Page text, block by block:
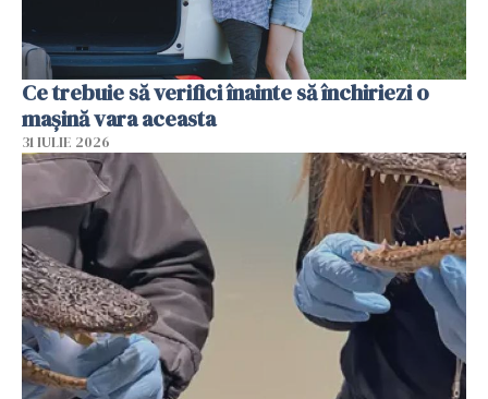
Ce trebuie să verifici înainte să închiriezi o
mașină vara aceasta
31 IULIE 2026